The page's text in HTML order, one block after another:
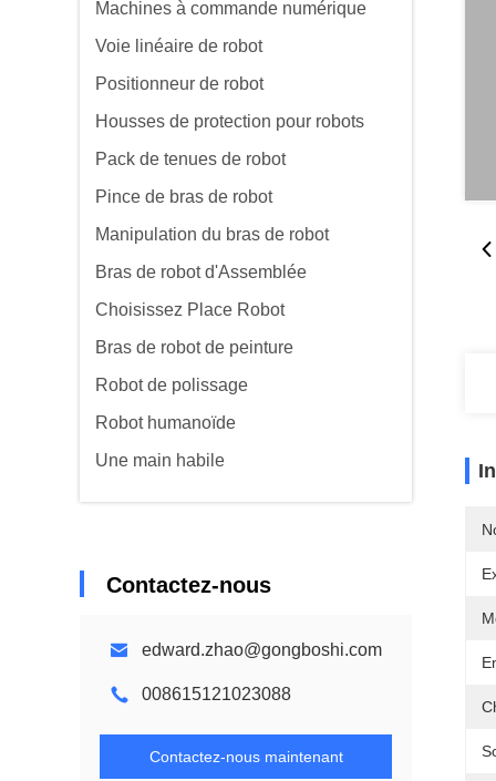
Machines à commande numérique
Voie linéaire de robot
Positionneur de robot
Housses de protection pour robots
Pack de tenues de robot
Pince de bras de robot
Manipulation du bras de robot
Bras de robot d'Assemblée
Choisissez Place Robot
Bras de robot de peinture
Robot de polissage
Robot humanoïde
Une main habile
Contactez-nous
edward.zhao@gongboshi.com
008615121023088
Contactez-nous maintenant